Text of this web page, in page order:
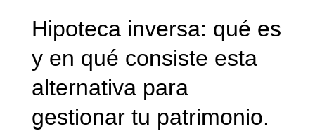
Hipoteca inversa: qué es
y en qué consiste esta
alternativa para
gestionar tu patrimonio.